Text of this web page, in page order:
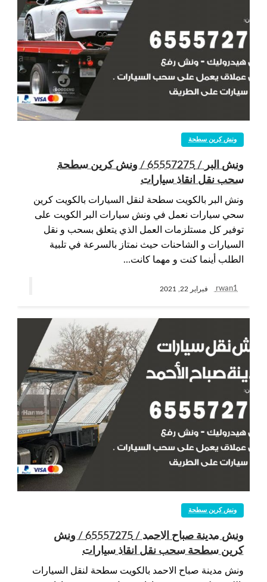
ونش كرين سطحة
ونش البر / 65557275 / ونش كرين سطحة
سحب نقل انقاذ سيارات
ونش البر بالكويت سطحة لنقل السيارات بالكويت كرين
سحي سيارات نعمل في ونش سيارات البر الكويت على
توفير كل مستلزمات العمل الذي يتعلق بسحب و نقل
السيارات و الشاحنات حيث نمتاز بالسرعة في تلبية
الطلب أينما كنت و مهما كانت…
rwan1 فبراير 22, 2021
ونش كرين سطحة
ونش مدينة صباح الاحمد / 65557275 / ونش
كرين سطحة سحب نقل انقاذ سيارات
ونش مدينة صباح الاحمد بالكويت سطحة لنقل السيارات